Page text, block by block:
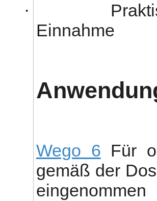
·
Einnahme
Wego 6 Für
gemäß der